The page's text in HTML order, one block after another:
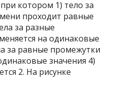
котором 1) тело за
проходит равные
за разные
на одинаковые
за равные промежутки
значения 4)
2. На рисунке